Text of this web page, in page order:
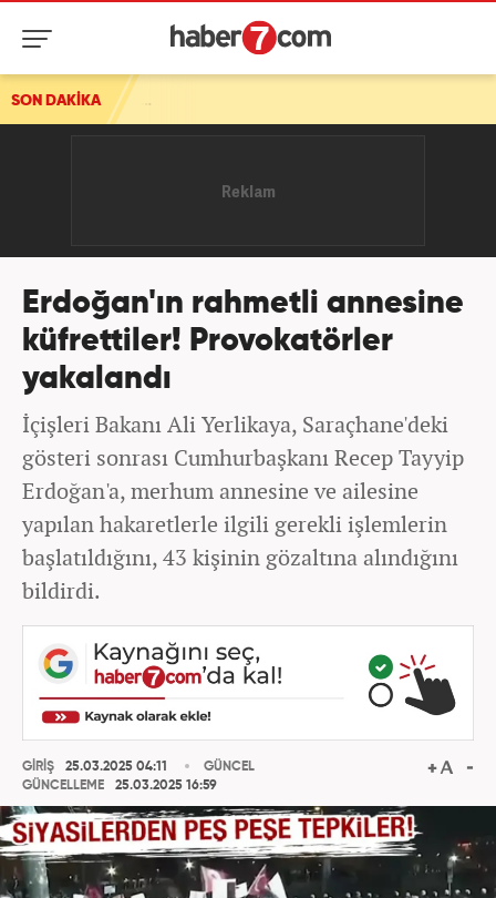
SON DAKİKA
Erdoğan'ın rahmetli annesine
küfrettiler! Provokatörler
yakalandı
İçişleri Bakanı Ali Yerlikaya, Saraçhane'deki
gösteri sonrası Cumhurbaşkanı Recep Tayyip
Erdoğan'a, merhum annesine ve ailesine
yapılan hakaretlerle ilgili gerekli işlemlerin
başlatıldığını, 43 kişinin gözaltına alındığını
bildirdi.
GİRİŞ
25.03.2025 04:11
GÜNCELLEME
25.03.2025 16:59
GÜNCEL